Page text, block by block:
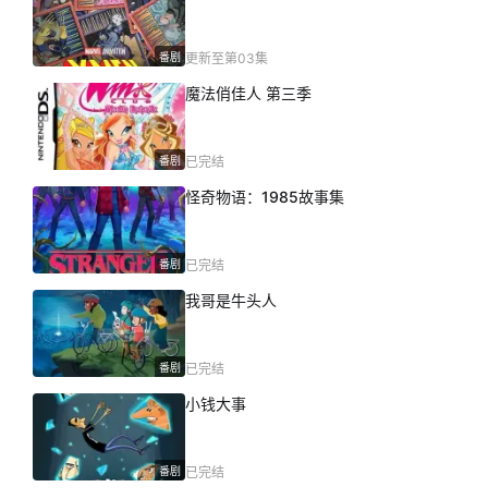
番剧 更新至第03集
番剧
魔法俏佳人 第三季
已完结
番剧
怪奇物语：1985故事集
已完结
番剧
我哥是牛头人
已完结
番剧
小钱大事
已完结